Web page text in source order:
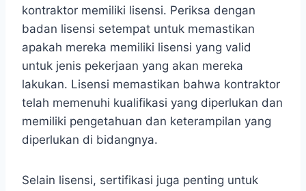
kontraktor memiliki lisensi. Periksa dengan
badan lisensi setempat untuk memastikan
apakah mereka memiliki lisensi yang valid
untuk jenis pekerjaan yang akan mereka
lakukan. Lisensi memastikan bahwa kontraktor
telah memenuhi kualifikasi yang diperlukan dan
memiliki pengetahuan dan keterampilan yang
diperlukan di bidangnya.
Selain lisensi, sertifikasi juga penting untuk